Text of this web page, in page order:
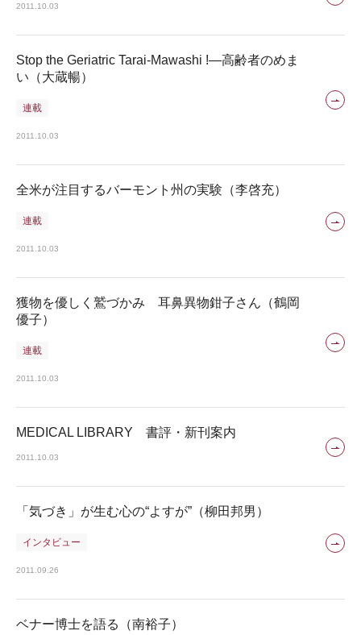
2011.10.03
Stop the Geriatric Tarai-Mawashi !―高齢者のめま
い（大蔵暢）
連載
2011.10.03
全米が注目するバーモント州の実験（李啓充）
連載
2011.10.03
獲物を優しく鷲づかみ 耳鼻異物鉗子さん（鶴岡
優子）
連載
2011.10.03
MEDICAL LIBRARY 書評・新刊案内
2011.10.03
「気づき」が生む心の“よすが”（柳田邦男）
インタビュー
2011.09.26
ベナー博士を語る（南裕子）